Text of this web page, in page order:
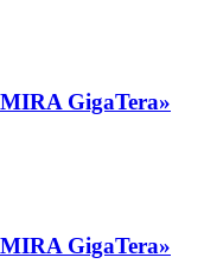
GigaTera»
GigaTera»